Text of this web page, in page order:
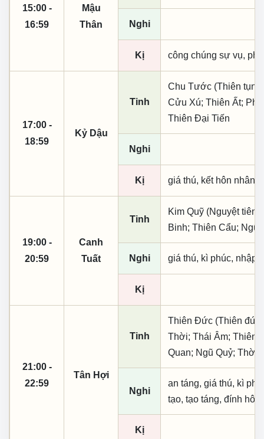
15:00 -
16:59
Mậu
Thân
Nghi
Kị công chúng sự vụ,
17:00 -
18:59
Kỷ Dậu
Tinh
Chu Tước (Thiên
Cửu Xú; Thiên Ất;
Thiên Đại Tiến
Nghi
Kị giá thú, kết hôn nhân,
19:00 -
20:59
Canh
Tuất
Tinh
Kim Quỹ (Nguyệt
Binh; Thiên Cẩu; Ngũ
Nghi giá thú, kì phúc, nhập
Kị
21:00 -
22:59
Tân Hợi
Tinh
Thiên Đức (Thiên
Thời; Thái Âm; Thiên
Quan; Ngũ Quỷ; Thời
Nghi
an táng, giá thú, kì
tạo, tạo táng, đính hôn
Kị